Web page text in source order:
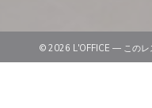
© 2026 L'OFFICE — このレ